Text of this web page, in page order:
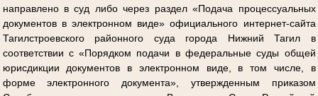
направлено в суд либо через раздел «Подача процессуальных
документов в электронном виде» официального интернет-сайта
Тагилстроевского районного суда города Нижний Тагил в
соответствии с «Порядком подачи в федеральные суды общей
юрисдикции документов в электронном виде, в том числе, в
форме электронного документа», утвержденным приказом